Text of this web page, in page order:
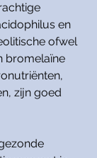
en
ofwel
bromelaïne
zijn goed